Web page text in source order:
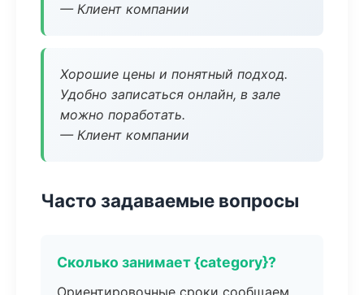
— Клиент компании
Хорошие цены и понятный подход.
Удобно записаться онлайн, в зале
можно поработать.
— Клиент компании
Часто задаваемые вопросы
Сколько занимает {category}?
Ориентировочные сроки сообщаем